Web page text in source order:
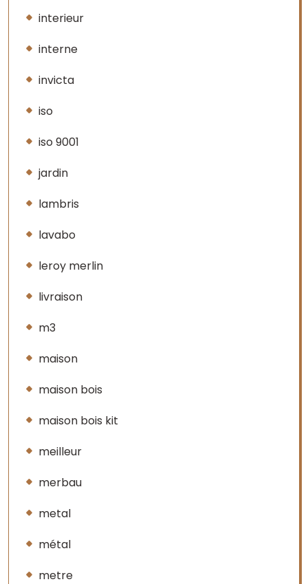
interieur
interne
invicta
iso
iso 9001
jardin
lambris
lavabo
leroy merlin
livraison
m3
maison
maison bois
maison bois kit
meilleur
merbau
metal
métal
metre